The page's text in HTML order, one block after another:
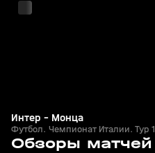
Интер - Монца
Футбол. Чемпионат Италии. Тур 1
Обзоры матчей
25 мая, 01:34